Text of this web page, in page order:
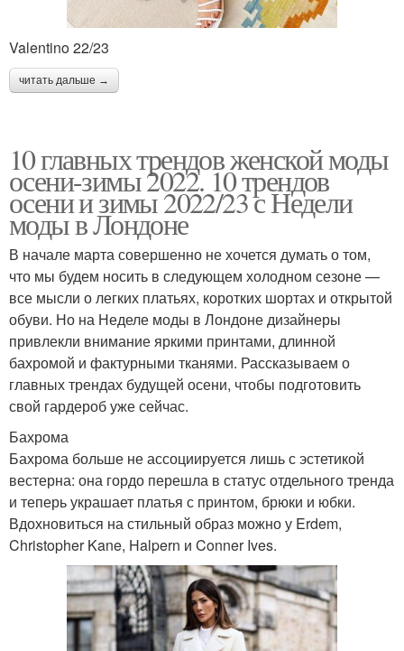
Valentino 22/23
читать дальше →
10 главных трендов женской моды
осени-зимы 2022. 10 трендов
осени и зимы 2022/23 с Недели
моды в Лондоне
В начале марта совершенно не хочется думать о том,
что мы будем носить в следующем холодном сезоне —
все мысли о легких платьях, коротких шортах и открытой
обуви. Но на Неделе моды в Лондоне дизайнеры
привлекли внимание яркими принтами, длинной
бахромой и фактурными тканями. Рассказываем о
главных трендах будущей осени, чтобы подготовить
свой гардероб уже сейчас.
Бахрома
Бахрома больше не ассоциируется лишь с эстетикой
вестерна: она гордо перешла в статус отдельного тренда
и теперь украшает платья с принтом, брюки и юбки.
Вдохновиться на стильный образ можно у Erdem,
Christopher Kane, Halpern и Conner Ives.